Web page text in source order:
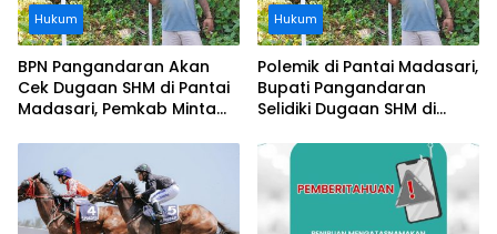
Hukum
BPN Pangandaran Akan
Cek Dugaan SHM di Pantai
Madasari, Pemkab Minta
Hukum
Polemik di Pantai Madasari,
Bupati Pangandaran
Selidiki Dugaan SHM di
Pantai